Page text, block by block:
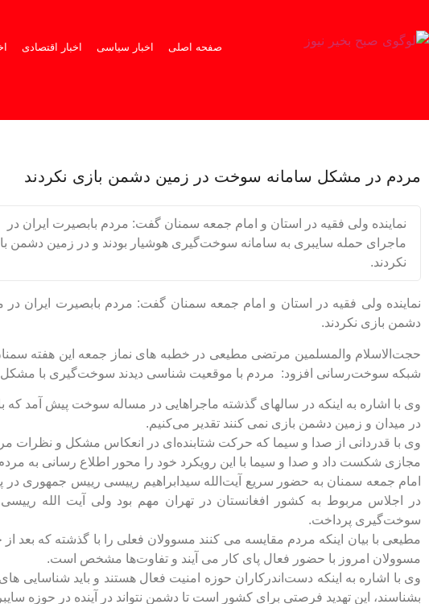
صفحه اصلی اخبار سیاسی اخبار اقتصادی
مردم در مشکل سامانه سوخت در زمین دشمن بازی نکردند
نماینده ولی فقیه در استان و امام جمعه سمنان گفت: مردم بابصیرت ایران در
ماجرای حمله سایبری به سامانه سوخت‌گیری هوشیار بودند و در زمین دشمن
نکردند.
نماینده ولی فقیه در استان و امام جمعه سمنان گفت: مردم بابصیرت ایران
دشمن بازی نکردند.
حجت‌الاسلام والمسلمین مرتضی مطیعی در خطبه های نماز جمعه این هفته
شبکه سوخت‌رسانی افزود: مردم با موقعیت شناسی دیدند سوخت‌گیری با مشکل
وی با اشاره به اینکه در سالهای گذشته ماجراهایی در مساله سوخت پیش آمد که
در میدان و زمین دشمن بازی نمی کنند تقدیر می‌کنیم.
وی با قدردانی از صدا و سیما که حرکت شتابنده‌ای در انعکاس مشکل و
مجازی شکست داد و صدا و سیما با این رویکرد خود را محور اطلاع رسانی به مردم
امام جمعه سمنان به حضور سریع آیت‌الله سیدابراهیم رییسی رییس جمهوری
در اجلاس مربوط به کشور افغانستان در تهران مهم بود ولی آیت الله
سوخت‌گیری پرداخت.
مطیعی با بیان اینکه مردم مقایسه می کنند مسوولان فعلی را با گذشته که
مسوولان امروز با حضور فعال پای کار می آیند و تفاوت‌ها مشخص است.
وی با اشاره به اینکه دست‌اندرکاران حوزه امنیت فعال هستند و باید شناسایی
بشناسند، این تهدید فرصتی برای کشور است تا دشمن نتواند در آینده در حوزه